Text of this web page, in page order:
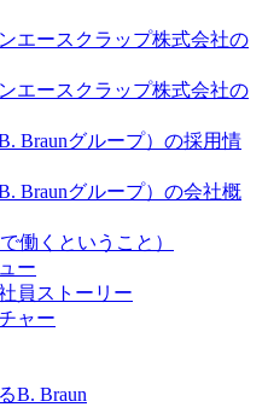
Shopのご案内など販売店さ
。
水頭症の特徴と症状、検査
概要を知っていただくこと
質問をお送りください。
エースクラップ株式会社の
エースクラップ株式会社の
Braunグループ）の採用情
Braunグループ）の会社概
働くということ）
ー
員ストーリー
ャー
B. Braun